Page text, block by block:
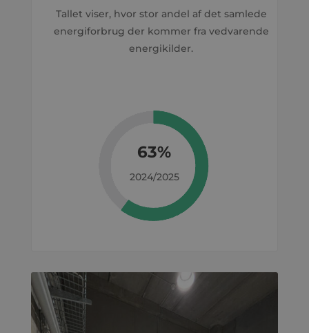
Tallet viser, hvor stor andel af det samlede
energiforbrug der kommer fra vedvarende
energikilder.
63%
2024/2025